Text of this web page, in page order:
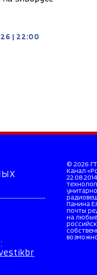
22:00
© 2026
Канал
Панина
почты
на любые
возможно